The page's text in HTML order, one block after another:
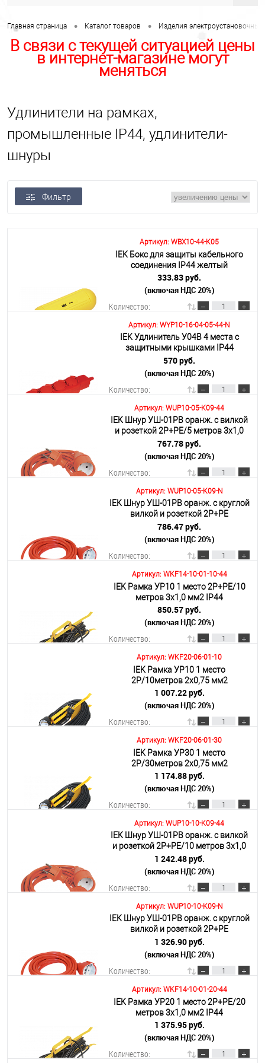
Главная страница • Каталог товаров • Изделия
В связи с текущей ситуацией цены
в интернет-магазине могут
меняться
Удлинители на рамках,
промышленные IP44, удлинители-
шнуры
Фильтр
Артикул: WBX10-44-K05
IEK Бокс для защиты кабельного
соединения IP44 желтый
333.83 руб.
(включая НДС 20%)
Количество:
В корзину
Подробнее
Артикул: WYP10-16-04-05-44-N
IEK Удлинитель У04В 4 места с
защитными крышками IP44
2Р+PE/5метров 3х1мм2 16А/250В
570 руб.
(включая НДС 20%)
Количество:
В корзину
Подробнее
Артикул: WUP10-05-K09-44
IEK Шнур УШ-01РВ оранж. с вилкой
и розеткой 2Р+РЕ/5 метров 3х1,0
мм2 IP44
767.78 руб.
(включая НДС 20%)
Количество:
В корзину
Подробнее
Артикул: WUP10-05-K09-N
IEK Шнур УШ-01РВ оранж. с круглой
вилкой и розеткой 2Р+PЕ
3х1,0/5метров
786.47 руб.
(включая НДС 20%)
Количество:
В корзину
Подробнее
Артикул: WKF14-10-01-10-44
IEK Рамка УР10 1 место 2Р+PE/10
метров 3х1,0 мм2 IP44
850.57 руб.
(включая НДС 20%)
Количество:
В корзину
Подробнее
Артикул: WKF20-06-01-10
IEK Рамка УР10 1 место
2Р/10метров 2х0,75 мм2
1 007.22 руб.
(включая НДС 20%)
Количество:
В корзину
Подробнее
Артикул: WKF20-06-01-30
IEK Рамка УР30 1 место
2Р/30метров 2х0,75 мм2
1 174.88 руб.
(включая НДС 20%)
Количество:
В корзину
Подробнее
Артикул: WUP10-10-K09-44
IEK Шнур УШ-01РВ оранж. с вилкой
и розеткой 2Р+РЕ/10 метров 3х1,0
мм2 IP44
1 242.48 руб.
(включая НДС 20%)
Количество:
В корзину
Подробнее
Артикул: WUP10-10-K09-N
IEK Шнур УШ-01РВ оранж. с круглой
вилкой и розеткой 2Р+PЕ
3х1,0/10метров
1 326.90 руб.
(включая НДС 20%)
Количество:
В корзину
Подробнее
Артикул: WKF14-10-01-20-44
IEK Рамка УР20 1 место 2Р+PE/20
метров 3х1,0 мм2 IP44
1 375.95 руб.
(включая НДС 20%)
Количество: